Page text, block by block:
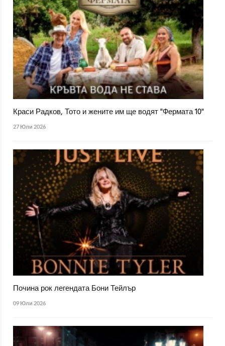
Краси Радков, Тото и жените им ще водят "Фермата 10"
27 Юли 2026
Почина рок легендата Бони Тейлър
09 Юли 2026